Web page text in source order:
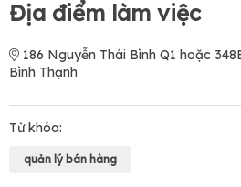
Địa điểm làm việc
186 Nguyễn Thái Bình Q1 hoặc
Bình Thạnh
Từ khóa:
quản lý bán hàng